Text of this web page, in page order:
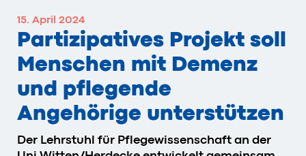
15. April 2024
Partizipatives Projekt soll
Menschen mit Demenz
und pflegende
Angehörige unterstützen
Der Lehrstuhl für Pflegewissenschaft an der